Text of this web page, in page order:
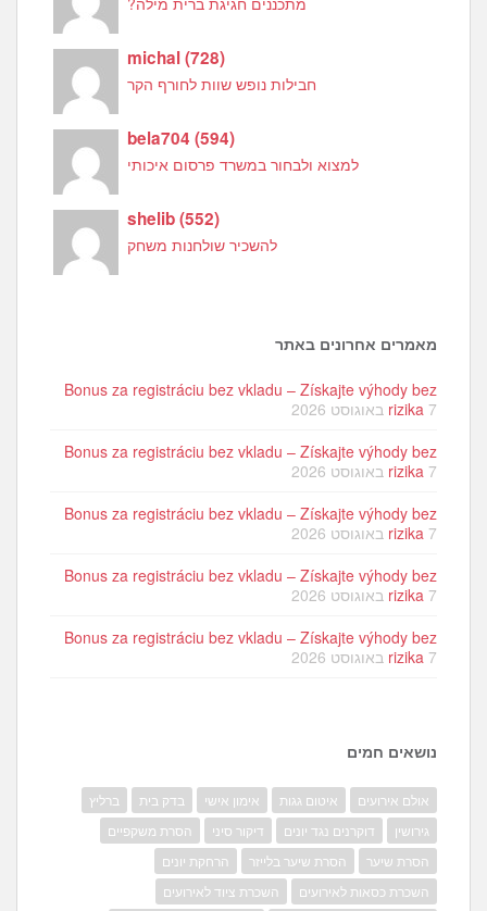
michal(728)
חבילות נופש שוות לחורף הקר
bela704(594)
למצוא ולבחור במשרד פרסום איכותי
shelib(552)
להשכיר שולחנות משחק
מאמרים אחרונים באתר
Bonus za registráciu bez vkladu – Získajte výhody bez
rizika 7 באוגוסט 2026
Bonus za registráciu bez vkladu – Získajte výhody bez
rizika 7 באוגוסט 2026
Bonus za registráciu bez vkladu – Získajte výhody bez
rizika 7 באוגוסט 2026
Bonus za registráciu bez vkladu – Získajte výhody bez
rizika 7 באוגוסט 2026
Bonus za registráciu bez vkladu – Získajte výhody bez
rizika 7 באוגוסט 2026
נושאים חמים
אולם אירועים איטום גגות אימון אישי בדק בית
ברליץ
גירושין
דוקרנים נגד יונים דיקור סיני
הסרת משקפיים
הסרת שיער
הסרת שיער בלייזר
הרחקת יונים
השכרת כסאות לאירועים
השכרת ציוד לאירועים